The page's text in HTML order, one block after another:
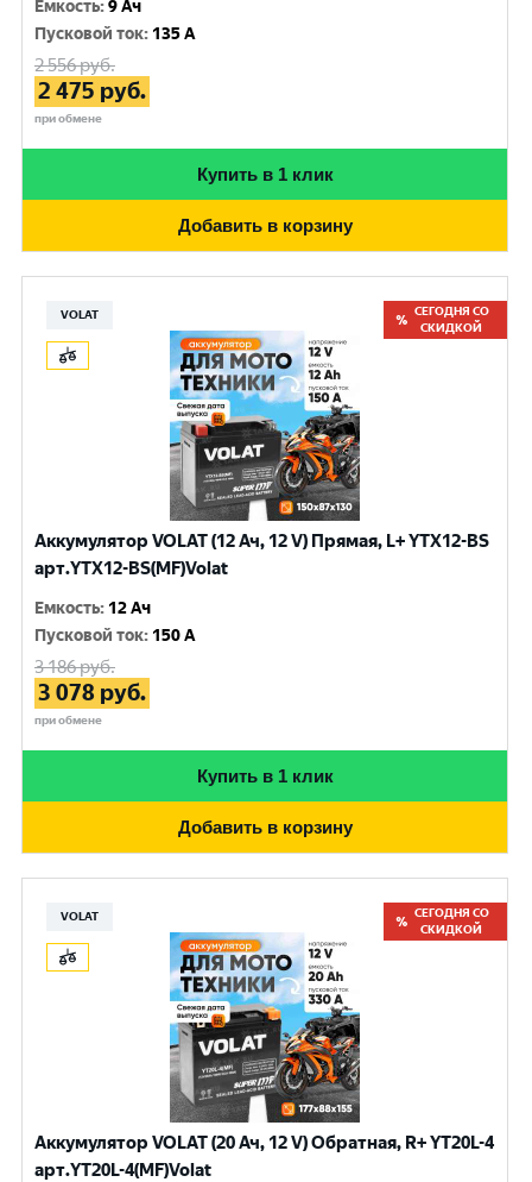
Емкость:9 Ач
Пусковой ток: 135 A
2 556руб.
2 475 руб.
при обмене
Купить в 1 клик
Добавить в корзину
VOLAT
СЕГОДНЯ СО
СКИДКОЙ
Аккумулятор VOLAT (12 Ач, 12 V) Прямая, L+ YTX12-BS
арт.YTX12-BS(MF)Volat
Емкость: 12 Ач
Пусковой ток: 150 A
3 186руб.
3 078 руб.
при обмене
Купить в 1 клик
Добавить в корзину
VOLAT
СЕГОДНЯ СО
СКИДКОЙ
Аккумулятор VOLAT (20 Ач, 12 V) Обратная, R+ YT20L-4
арт.YT20L-4(MF)Volat